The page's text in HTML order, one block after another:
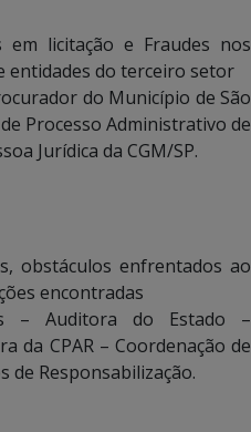
em licitação e Fraudes nos
entidades do terceiro setor
do Município de São
Processo Administrativo de
Jurídica da CGM/SP.
obstáculos enfrentados ao
encontradas
– Auditora do Estado –
da CPAR – Coordenação de
de Responsabilização.